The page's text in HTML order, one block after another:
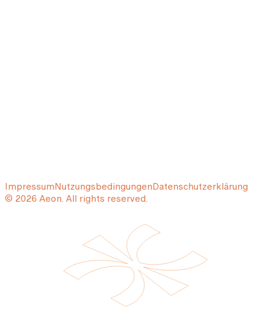
ImpressumNutzungsbedingungenDatenschutzerklärung
© 2026 Aeon. All rights reserved.